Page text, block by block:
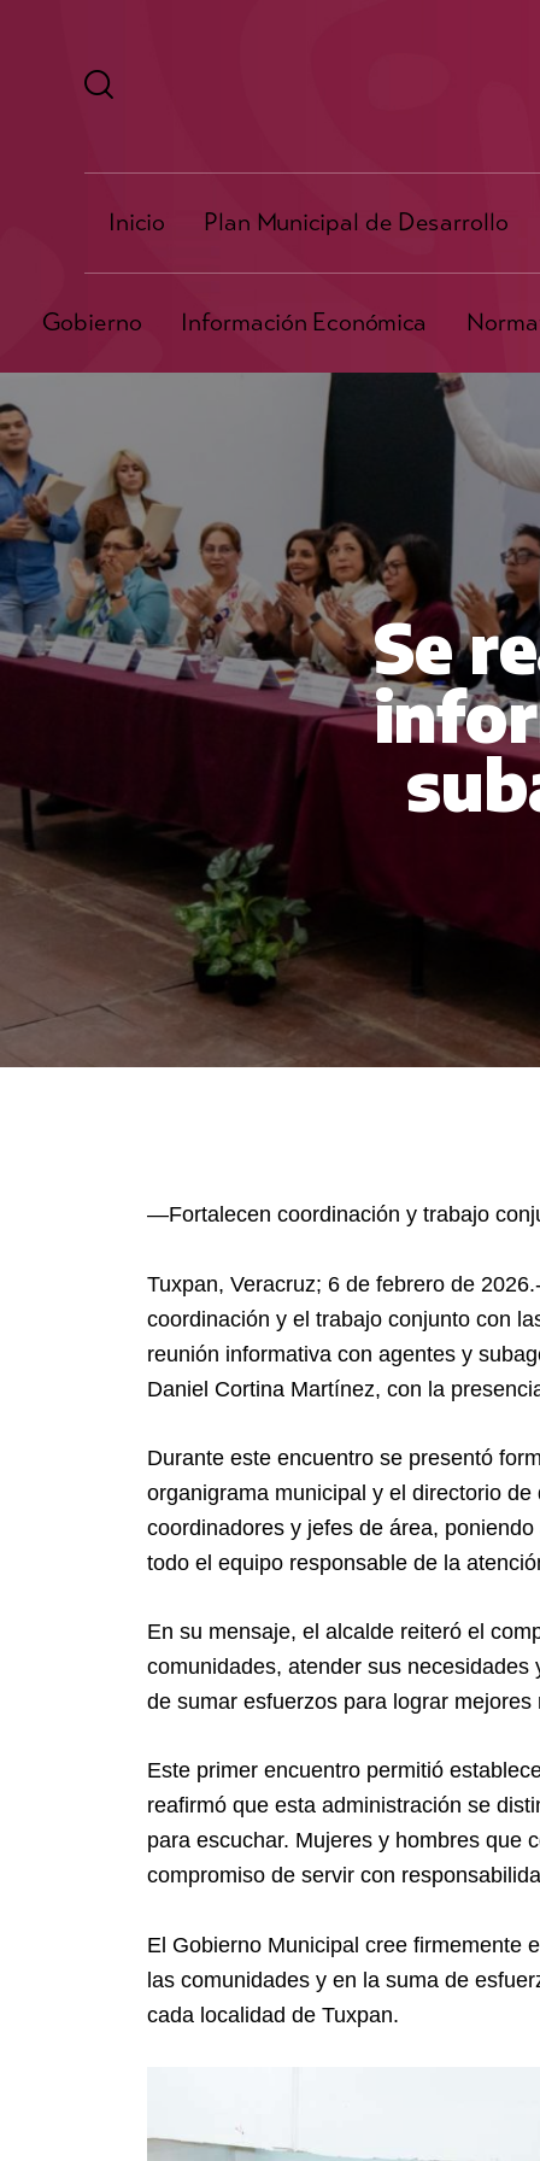
Inicio Plan Municipal de Desarrollo
Gobierno Información Económica
Se
—Fortalecen coordinación y trabajo
Tuxpan, Veracruz; 6 de febrero de
coordinación y el trabajo conjunto con
reunión informativa con agentes y
Daniel Cortina Martínez, con la
Durante este encuentro se presentó
organigrama municipal y el directorio
coordinadores y jefes de área,
todo el equipo responsable de la
En su mensaje, el alcalde reiteró el
comunidades, atender sus
de sumar esfuerzos para lograr
Este primer encuentro permitió
reafirmó que esta administración se
para escuchar. Mujeres y hombres que
compromiso de servir con
El Gobierno Municipal cree firmemente
las comunidades y en la suma de
cada localidad de Tuxpan.